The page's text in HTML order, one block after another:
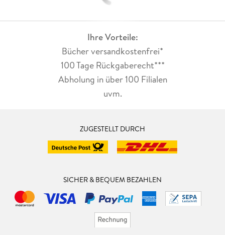
Ihre Vorteile:
Bücher versandkostenfrei*
100 Tage Rückgaberecht***
Abholung in über 100 Filialen
uvm.
ZUGESTELLT DURCH
SICHER & BEQUEM BEZAHLEN